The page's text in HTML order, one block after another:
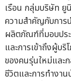
เรือน กลุ่มบริษัท ยู
ความสำคัญกับการ
ผลิตภัณฑ์ที่มอบปร
และการเข้าถึงผู้บริ
ของคนรุ่นใหม่และ
ชีวิตและการทำงา